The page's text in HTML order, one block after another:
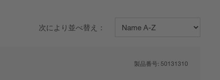
次により並べ替え：
製品番号: 50131310